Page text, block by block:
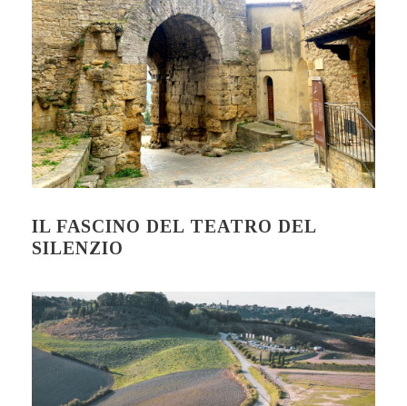
IL FASCINO DEL TEATRO DEL
SILENZIO